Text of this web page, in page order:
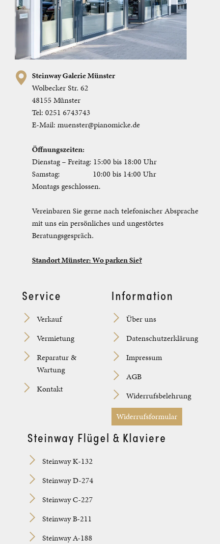
Steinway Galerie Münster
Wolbecker Str. 62
48155 Münster
Tel: 0251 6743743
E-Mail: muenster@pianomicke.de
Öffnungszeiten:
Dienstag – Freitag: 15:00 bis 18:00 Uhr
Samstag:
10:00 bis 14:00 Uhr
Montags geschlossen.
Vereinbaren Sie gerne nach telefonischer Absprache
mit uns ein persönliches und ungestörtes
Beratungsgespräch.
Standort Münster: Wo parken Sie?
Service
Verkauf
Vermietung
Reparatur &
Wartung
Kontakt
Information
Über uns
Datenschutzerklärung
Impressum
AGB
Widerrufsbelehrung
Widerrufsformular
Steinway Flügel & Klaviere
Steinway K-132
Steinway D-274
Steinway C-227
Steinway B-211
Steinway A-188